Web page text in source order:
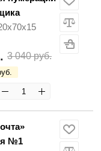
3 040 руб.
№1